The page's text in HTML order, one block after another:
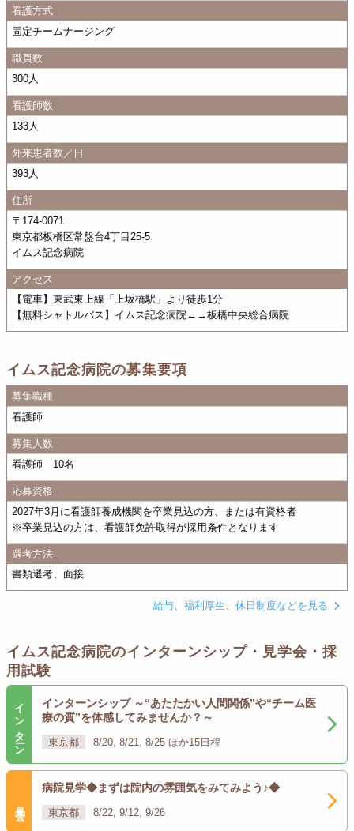
看護方式
固定チームナージング
職員数
300人
看護師数
133人
外来患者数／日
393人
住所
〒174-0071
東京都板橋区常盤台4丁目25-5
イムス記念病院
アクセス
【電車】東武東上線「上坂橋駅」より徒歩1分
【無料シャトルバス】イムス記念病院←→板橋中央総合病院
イムス記念病院の募集要項
募集職種
看護師
募集人数
看護師 10名
応募資格
2027年3月に看護師養成機関を卒業見込の方、または有資格者
※卒業見込の方は、看護師免許取得が採用条件となります
選考方法
書類選考、面接
給与、福利厚生、休日制度などを見る
イムス記念病院のインターンシップ・見学会・採
用試験
インターン
インターンシップ ～“あたたかい人間関係”や“チーム医
療の質”を体感してみませんか？～
東京都 8/20, 8/21, 8/25 ほか15日程
病院見学◆まずは院内の雰囲気をみてみよう♪◆
東京都 8/22, 9/12, 9/26